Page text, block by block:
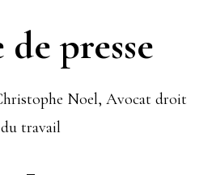
presse
Noel, Avocat droit
du travail